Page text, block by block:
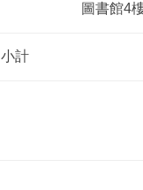
圖書館4
小計